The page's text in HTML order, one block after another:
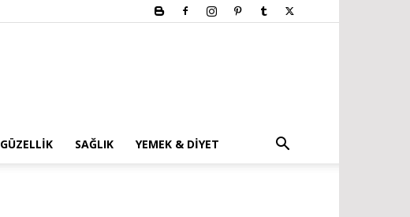
GÜZELLIK SAĞLIK YEMEK & DIYET